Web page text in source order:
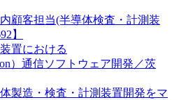
顧客担当(半導体検査・計測装
】
置における
）通信ソフトウェア開発／茨
製造・検査・計測装置開発をマ